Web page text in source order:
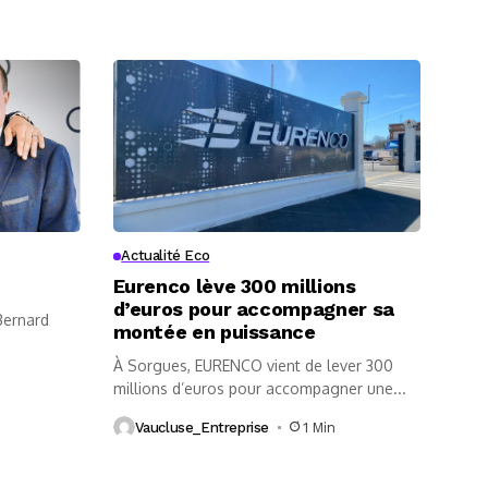
Actualité Eco
Eurenco lève 300 millions
d’euros pour accompagner sa
montée en puissance
À Sorgues, EURENCO vient de lever 300
millions d’euros pour accompagner une...
Vaucluse_Entreprise 1 Min